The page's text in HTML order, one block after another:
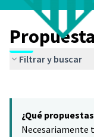
Filtrar y buscar
−
¿Qué
Necesariamente